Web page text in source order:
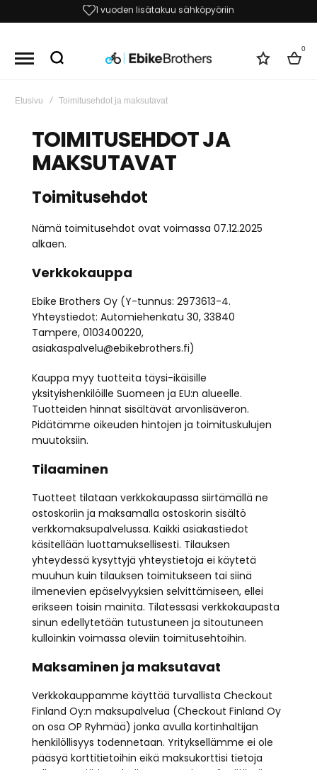
1 vuoden lisätakuu sähköpyöriin
0
Etusivu Toimitusehdot ja maksutavat
TOIMITUSEHDOT JA
MAKSUTAVAT
Toimitusehdot
Nämä toimitusehdot ovat voimassa 07.12.2025
alkaen.
Verkkokauppa
Ebike Brothers Oy (Y-tunnus: 2973613-4.
Yhteystiedot: Automiehenkatu 30, 33840
Tampere, 0103400220,
asiakaspalvelu@ebikebrothers.fi)
Kauppa myy tuotteita täysi-ikäisille
yksityishenkilöille Suomeen ja EU:n alueelle.
Tuotteiden hinnat sisältävät arvonlisäveron.
Pidätämme oikeuden hintojen ja toimituskulujen
muutoksiin.
Tilaaminen
Tuotteet tilataan verkkokaupassa siirtämällä ne
ostoskoriin ja maksamalla ostoskorin sisältö
verkkomaksupalvelussa. Kaikki asiakastiedot
käsitellään luottamuksellisesti. Tilauksen
yhteydessä kysyttyjä yhteystietoja ei käytetä
muuhun kuin tilauksen toimitukseen tai siinä
ilmenevien epäselvyyksien selvittämiseen, ellei
erikseen toisin mainita. Tilatessasi verkkokaupasta
sinun edellytetään tutustuneen ja sitoutuneen
kulloinkin voimassa oleviin toimitusehtoihin.
Maksaminen ja maksutavat
Verkkokauppamme käyttää turvallista Checkout
Finland Oy:n maksupalvelua (Checkout Finland Oy
on osa OP Ryhmää) jonka avulla kortinhaltijan
henkilöllisyys todennetaan. Yrityksellämme ei ole
pääsyä korttitietoihin eikä maksukorttisi tietoja